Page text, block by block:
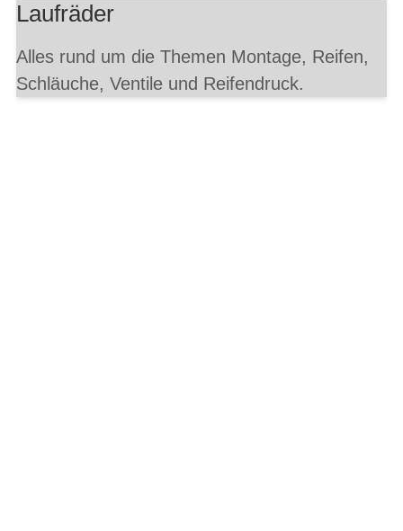
Laufräder
Alles rund um die Themen Montage, Reifen,
Schläuche, Ventile und Reifendruck.